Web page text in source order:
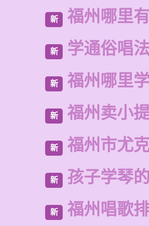
新 福州哪里
新 学通俗唱
新 福州哪里
新 福州卖小
新 福州市尤
新 孩子学琴
新 福州唱歌